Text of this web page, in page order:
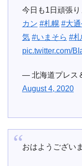
今日も1日頑張り
カン #札幌 #大通
気 #いまそら #
pic.twitter.com/
— 北海道プレス
August 4, 2020
おはようござい